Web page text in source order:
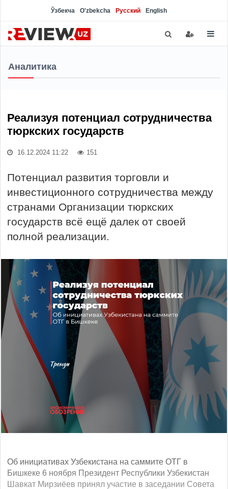
Ўзбекча O'zbekcha Русский English
Аналитика
Реализуя потенциал сотрудничества
тюркских государств
16.12.2024 11:22 151
Потенциал развития торговли и
инвестиционного сотрудничества между
странами Организации тюркских
государств всё ещё далек от своей
полной реализации.
Об инициативах Узбекистана на саммите ОТГ в
Бишкеке 6 ноября Президент Республики Узбекистан
Шавкат Мирзиёев принял участие в заседании Совета